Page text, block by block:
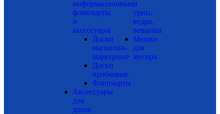
информационные,
флипчарты
и
аксессуары
Доски
магнитно-
маркерные
Доски
пробковые
Флипчарты
Аксессуары
для
досок
и
урны,
ведра,
вешалки
Мешки
для
мусора